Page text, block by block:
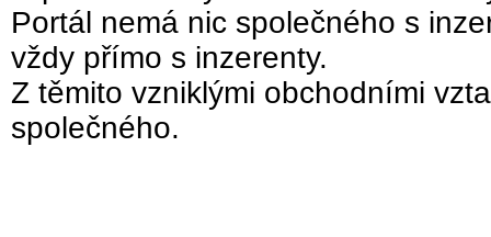
Portál nemá nic společného s
vždy přímo s inzerenty.
Z těmito vzniklými obchodními
společného.